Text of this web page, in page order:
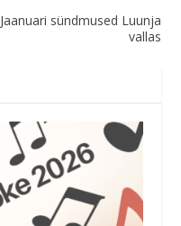
Jaanuari sündmused Luunja
vallas